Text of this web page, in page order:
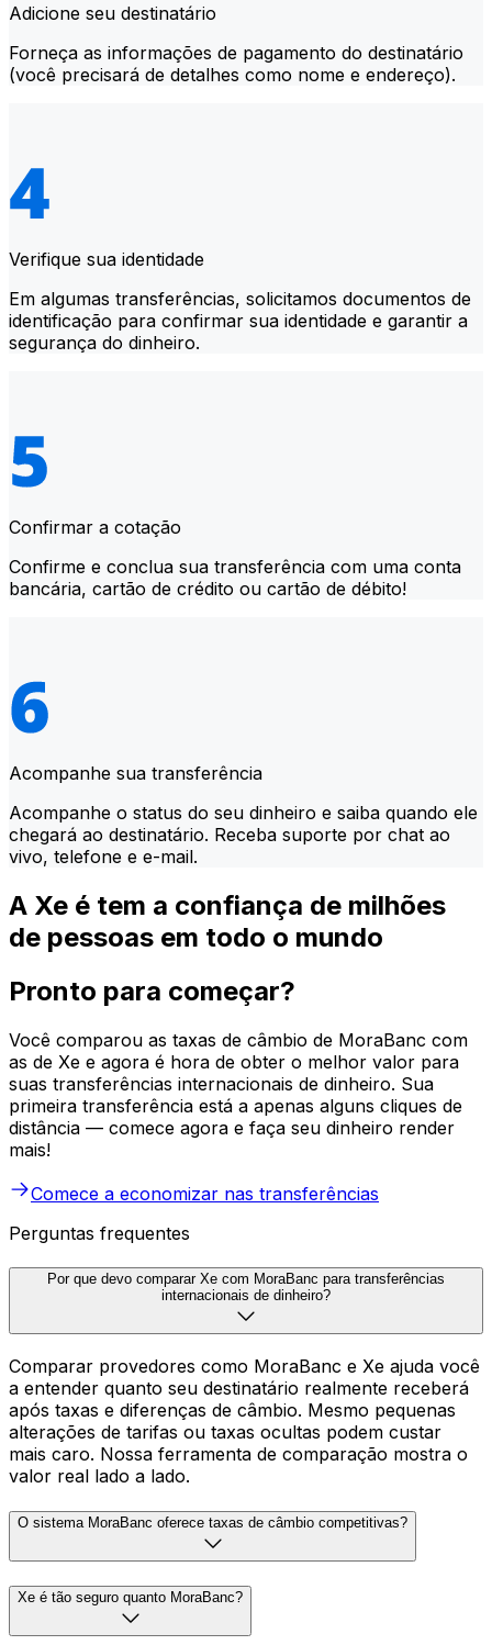
Adicione seu destinatário
Forneça as informações de pagamento do destinatário
(você precisará de detalhes como nome e endereço).
Verifique sua identidade
Em algumas transferências, solicitamos documentos de
identificação para confirmar sua identidade e garantir a
segurança do dinheiro.
Confirmar a cotação
Confirme e conclua sua transferência com uma conta
bancária, cartão de crédito ou cartão de débito!
Acompanhe sua transferência
Acompanhe o status do seu dinheiro e saiba quando ele
chegará ao destinatário. Receba suporte por chat ao
vivo, telefone e e-mail.
A Xe é tem a confiança de milhões
de pessoas em todo o mundo
Pronto para começar?
Você comparou as taxas de câmbio de MoraBanc com
as de Xe e agora é hora de obter o melhor valor para
suas transferências internacionais de dinheiro. Sua
primeira transferência está a apenas alguns cliques de
distância — comece agora e faça seu dinheiro render
mais!
Comece a economizar nas transferências
Perguntas frequentes
Por que devo comparar Xe com MoraBanc para transferências
internacionais de dinheiro?
Comparar provedores como MoraBanc e Xe ajuda você
a entender quanto seu destinatário realmente receberá
após taxas e diferenças de câmbio. Mesmo pequenas
alterações de tarifas ou taxas ocultas podem custar
mais caro. Nossa ferramenta de comparação mostra o
valor real lado a lado.
O sistema MoraBanc oferece taxas de câmbio competitivas?
Xe é tão seguro quanto MoraBanc?